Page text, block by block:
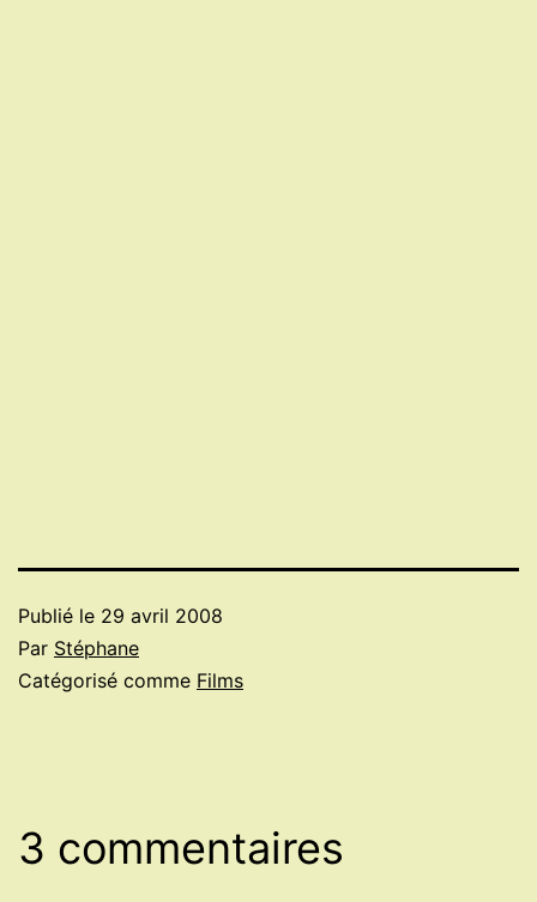
Publié le 29 avril 2008
Par Stéphane
Catégorisé comme Films
3 commentaires